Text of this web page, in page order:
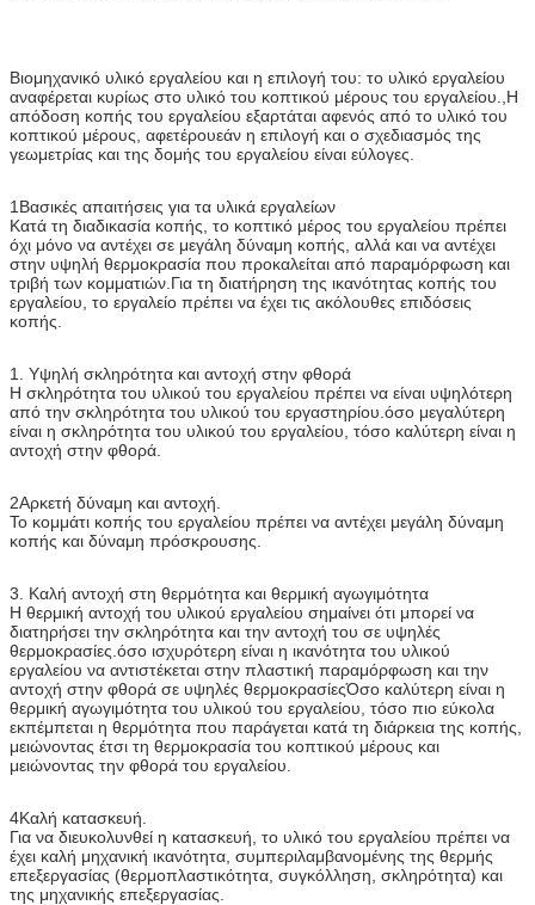
Βιομηχανικό υλικό εργαλείου και η επιλογή του: το υλικό εργαλείου
αναφέρεται κυρίως στο υλικό του κοπτικού μέρους του εργαλείου.,Η
απόδοση κοπής του εργαλείου εξαρτάται αφενός από το υλικό του
κοπτικού μέρους, αφετέρουεάν η επιλογή και ο σχεδιασμός της
γεωμετρίας και της δομής του εργαλείου είναι εύλογες.
1Βασικές απαιτήσεις για τα υλικά εργαλείων
Κατά τη διαδικασία κοπής, το κοπτικό μέρος του εργαλείου πρέπει
όχι μόνο να αντέχει σε μεγάλη δύναμη κοπής, αλλά και να αντέχει
στην υψηλή θερμοκρασία που προκαλείται από παραμόρφωση και
τριβή των κομματιών.Για τη διατήρηση της ικανότητας κοπής του
εργαλείου, το εργαλείο πρέπει να έχει τις ακόλουθες επιδόσεις
κοπής.
1. Υψηλή σκληρότητα και αντοχή στην φθορά
Η σκληρότητα του υλικού του εργαλείου πρέπει να είναι υψηλότερη
από την σκληρότητα του υλικού του εργαστηρίου.όσο μεγαλύτερη
είναι η σκληρότητα του υλικού του εργαλείου, τόσο καλύτερη είναι η
αντοχή στην φθορά.
2Αρκετή δύναμη και αντοχή.
Το κομμάτι κοπής του εργαλείου πρέπει να αντέχει μεγάλη δύναμη
κοπής και δύναμη πρόσκρουσης.
3. Καλή αντοχή στη θερμότητα και θερμική αγωγιμότητα
Η θερμική αντοχή του υλικού εργαλείου σημαίνει ότι μπορεί να
διατηρήσει την σκληρότητα και την αντοχή του σε υψηλές
θερμοκρασίες.όσο ισχυρότερη είναι η ικανότητα του υλικού
εργαλείου να αντιστέκεται στην πλαστική παραμόρφωση και την
αντοχή στην φθορά σε υψηλές θερμοκρασίεςΌσο καλύτερη είναι η
θερμική αγωγιμότητα του υλικού του εργαλείου, τόσο πιο εύκολα
εκπέμπεται η θερμότητα που παράγεται κατά τη διάρκεια της κοπής,
μειώνοντας έτσι τη θερμοκρασία του κοπτικού μέρους και
μειώνοντας την φθορά του εργαλείου.
4Καλή κατασκευή.
Για να διευκολυνθεί η κατασκευή, το υλικό του εργαλείου πρέπει να
έχει καλή μηχανική ικανότητα, συμπεριλαμβανομένης της θερμής
επεξεργασίας (θερμοπλαστικότητα, συγκόλληση, σκληρότητα) και
της μηχανικής επεξεργασίας.